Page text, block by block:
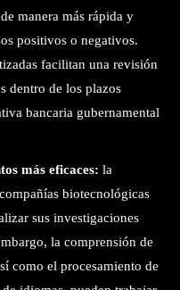
manera más rápida y
positivos o negativos.
facilitan una revisión
dentro de los plazos
bancaria gubernamental
más eficaces: la
biotecnológicas
sus investigaciones
la comprensión de
como el procesamiento de